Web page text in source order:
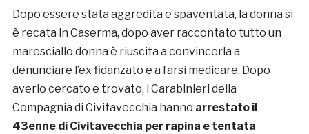
Dopo essere stata aggredita e spaventata, la donna si
è recata in Caserma, dopo aver raccontato tutto un
maresciallo donna è riuscita a convincerla a
denunciare l’ex fidanzato e a farsi medicare. Dopo
averlo cercato e trovato, i Carabinieri della
Compagnia di Civitavecchia hanno arrestato il
43enne di Civitavecchia per rapina e tentata